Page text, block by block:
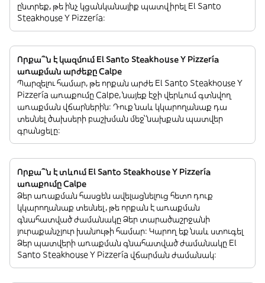
ընտրեք, թե ինչ կցանկանայիք պատվիրել El Santo
Steakhouse Y Pizzería:
Որքա՞ն է կազմում El Santo Steakhouse Y Pizzería
առաքման արժեքը Calpe
Պարզելու համար, թե որքան արժե El Santo Steakhouse Y
Pizzería առաքումը Calpe, նայեք էջի վերևում գտնվող
առաքման վճարներին: Դուք նաև կկարողանաք դա
տեսնել ծախսերի բաշխման մեջ՝ նախքան պատվեր
գրանցելը:
Որքա՞ն է տևում El Santo Steakhouse Y Pizzería
առաքումը Calpe
Ձեր առաքման հասցեն ավելացնելուց հետո դուք
կկարողանաք տեսնել, թե որքան է առաքման
գնահատված ժամանակը Ձեր տարածաշրջանի
յուրաքանչյուր խանութի համար: Կարող եք նաև ստուգել
Ձեր պատվերի առաքման գնահատված ժամանակը El
Santo Steakhouse Y Pizzería վճարման ժամանակ: